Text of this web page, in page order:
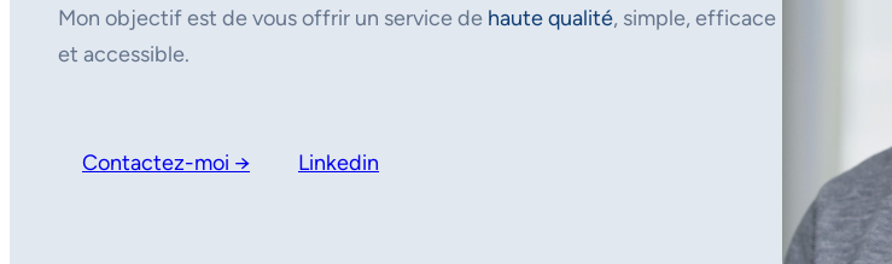
Mon objectif est de vous offrir un service de haute qualité, simple, efficace
et accessible.
Contactez-moi → Linkedin